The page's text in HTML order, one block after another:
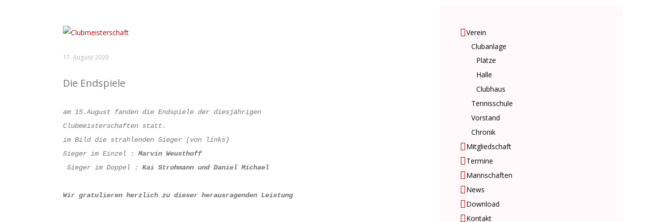
17. August 2020
Die Endspiele
am 15.August fanden die Endspiele der diesjährigen
Clubmeisterschaften statt.
im Bild die strahlenden Sieger (von links)
Sieger im Einzel : Marvin Weusthoff
Sieger im Doppel : Kai Strohmann und Daniel Michael
Wir gratulieren herzlich zu dieser herausragenden Leistung
Verein
Clubanlage
Plätze
Halle
Clubhaus
Tennisschule
Vorstand
Chronik
Mitgliedschaft
Termine
Mannschaften
News
Download
Kontakt